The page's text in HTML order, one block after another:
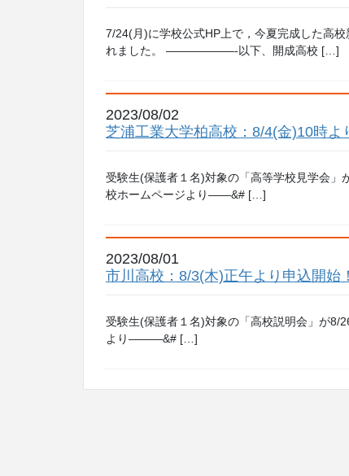
7/24(月)に学校公式HP上で，今夏完成した高
れました。 ——————-以下、開成高校 […]
2023/08/02
芝浦工業大学柏高校：8/4(金)10時
受験生(保護者１名)対象の「高等学校見学会
校ホームページより——&# […]
2023/08/01
市川高校：8/3(木)正午より申込開始
受験生(保護者１名)対象の「高校説明会」が
より———&# […]